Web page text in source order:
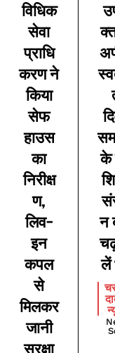
विधिक
सेवा
प्राधि
करण ने
किया
सेफ
हाउस
का
निरीक्ष
ण,
लिव-
इन
कपल
से
मिलकर
जानी
सुरक्षा
के
न
लें